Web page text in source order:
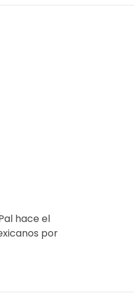
hace el
por